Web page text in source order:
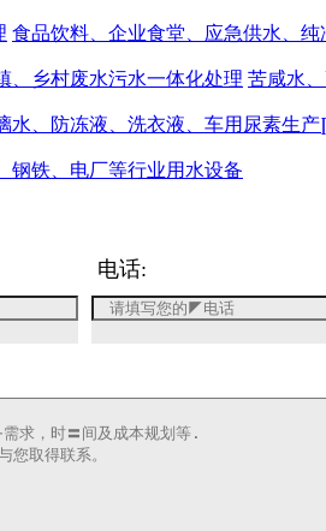
食品饮料、企业食堂、应急供水、纯
、乡村废水污水一体化处理 苦咸水
水、防冻液、洗衣液、车用尿素生
钢铁、电厂等行业用水设备
电话: